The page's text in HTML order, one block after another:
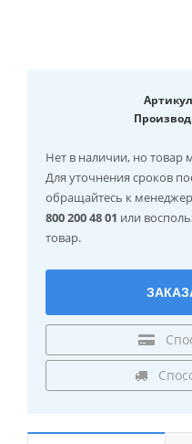
Нет в наличии, но товар
Для уточнения сроков
обращайтесь к
800 200 48 01 или
товар.